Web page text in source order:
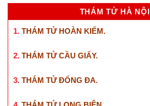
THÁM TỬ HÀ NỘI
1. THÁM TỬ HOÀN KIẾM.
2. THÁM TỬ CẦU GIẤY.
3. THÁM TỬ ĐỐNG ĐA.